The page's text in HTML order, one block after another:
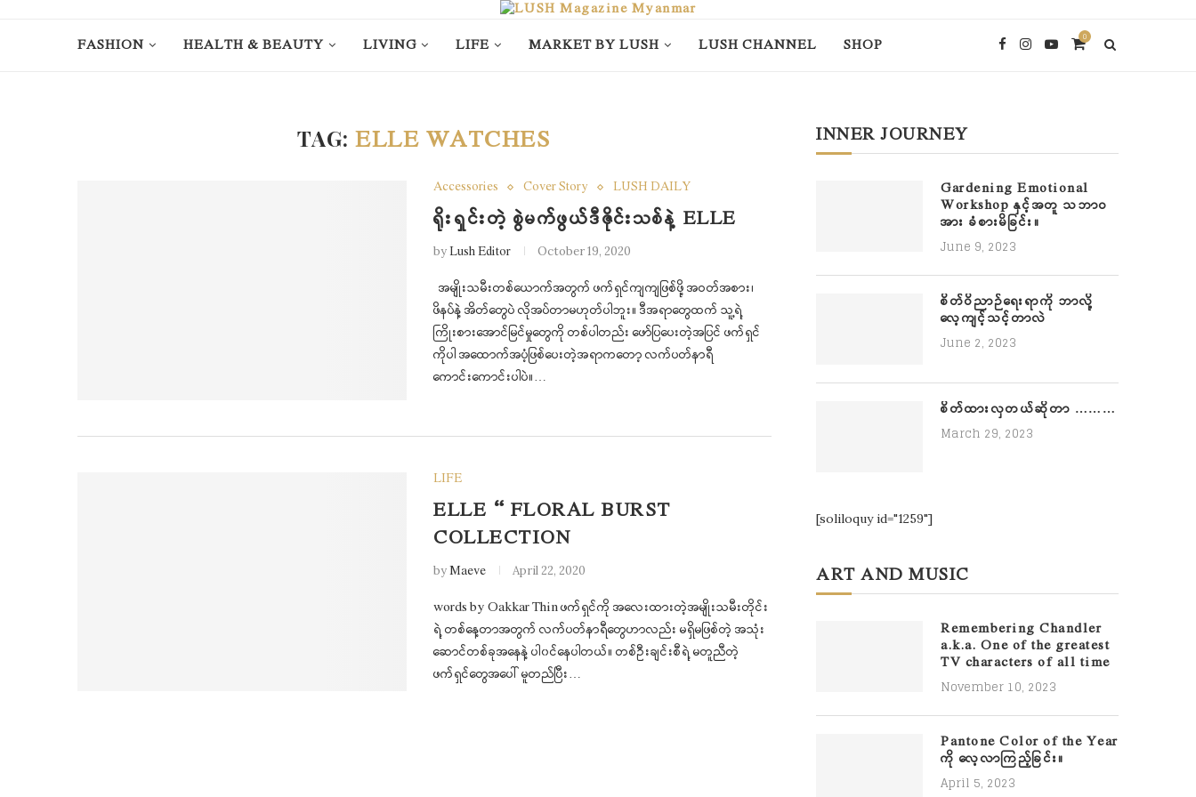
FASHION HEALTH & BEAUTY LIVING LIFE MARKET BY LUSH LUSH CHANNEL SHOP 0
TAG:ELLE WATCHES
Accessories Cover Story LUSH DAILY
ရိုးရှင်းတဲ့ စွဲမက်ဖွယ်ဒီဇိုင်းသစ်နဲ့ ELLE
byLush Editor October 19, 2020
အမျိုးသမီးတစ်ယောက်အတွက် ဖက်ရှင်ကျကျဖြစ်ဖို့ အဝတ်အစား၊
ဖိနပ်နဲ့ အိတ်တွေပဲ လိုအပ်တာမဟုတ်ပါဘူး။ ဒီအရာတွေထက် သူ့ရဲ့
ကြိုးစားအောင်မြင်မှုတွေကို တစ်ပါတည်း ဖော်ပြပေးတဲ့အပြင် ဖက်ရှင်
ကိုပါ အထောက်အပံ့ဖြစ်ပေးတဲ့အရာကတော့ လက်ပတ်နာရီ
ကောင်းကောင်းပါပဲ။…
LIFE
ELLE – FLORAL BURST
COLLECTION
byMaeve April 22, 2020
words by Oakkar Thin ဖက်ရှင်ကို အလေးထားတဲ့အမျိုးသမီးတိုင်း
ရဲ့ တစ်နေ့တာအတွက် လက်ပတ်နာရီတွေဟာလည်း မရှိမဖြစ်တဲ့ အသုံး
ဆောင်တစ်ခုအနေနဲ့ ပါ၀င်နေပါတယ်။ တစ်ဦးချင်းစီရဲ့ မတူညီတဲ့
ဖက်ရှင်တွေအပေါ် မူတည်ပြီး…
INNER JOURNEY
Gardening Emotional
Workshop နှင့်အတူ သဘာဝ
အား ခံစားမိခြင်း။
June 9, 2023
စိတ်ဝိညာဉ်ရေးရာကို ဘာလို့
လေ့ကျင့်သင့်တာလဲ
June 2, 2023
စိတ်ထားလှတယ်ဆိုတာ ………
March 29, 2023
[soliloquy id="1259"]
ART AND MUSIC
Remembering Chandler
a.k.a. One of the greatest
TV characters of all time
November 10, 2023
Pantone Color of the Year
ကို လေ့လာကြည့်ခြင်း။
April 5, 2023